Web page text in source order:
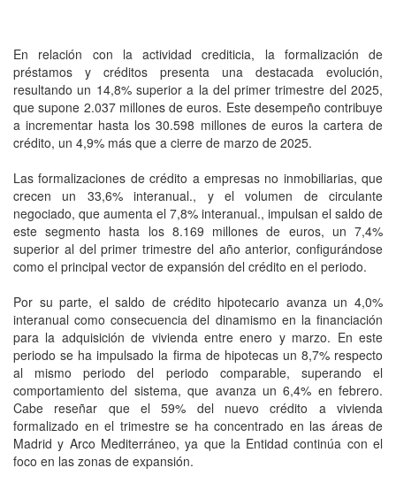
En relación con la actividad crediticia, la formalización de
préstamos y créditos presenta una destacada evolución,
resultando un 14,8% superior a la del primer trimestre del 2025,
que supone 2.037 millones de euros. Este desempeño contribuye
a incrementar hasta los 30.598 millones de euros la cartera de
crédito, un 4,9% más que a cierre de marzo de 2025.
Las formalizaciones de crédito a empresas no inmobiliarias, que
crecen un 33,6% interanual., y el volumen de circulante
negociado, que aumenta el 7,8% interanual., impulsan el saldo de
este segmento hasta los 8.169 millones de euros, un 7,4%
superior al del primer trimestre del año anterior, configurándose
como el principal vector de expansión del crédito en el periodo.
Por su parte, el saldo de crédito hipotecario avanza un 4,0%
interanual como consecuencia del dinamismo en la financiación
para la adquisición de vivienda entre enero y marzo. En este
periodo se ha impulsado la firma de hipotecas un 8,7% respecto
al mismo periodo del periodo comparable, superando el
comportamiento del sistema, que avanza un 6,4% en febrero.
Cabe reseñar que el 59% del nuevo crédito a vivienda
formalizado en el trimestre se ha concentrado en las áreas de
Madrid y Arco Mediterráneo, ya que la Entidad continúa con el
foco en las zonas de expansión.